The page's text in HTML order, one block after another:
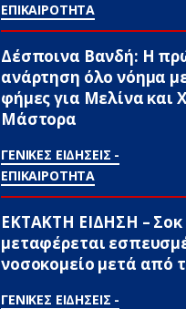
ΕΠΙΚΑΙΡΟΤΗΤΑ
Δέσποινα Βανδή: Η
ανάρτηση όλο νόημα
φήμες για Μελίνα και
Μάστορα
ΓΕΝΙΚΕΣ ΕΙΔΗΣΕΙΣ -
ΕΠΙΚΑΙΡΟΤΗΤΑ
ΕΚΤΑΚΤΗ ΕΙΔΗΣΗ – Σoκ
μεταφέρεται
νοσοκομείο μετά από
ΓΕΝΙΚΕΣ ΕΙΔΗΣΕΙΣ -